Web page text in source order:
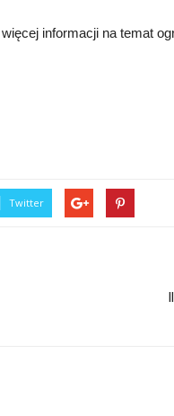
informacji na temat
Twitter